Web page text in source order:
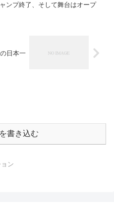
ンプ終了、そして舞台はオープ
日本一
書き込む
ン